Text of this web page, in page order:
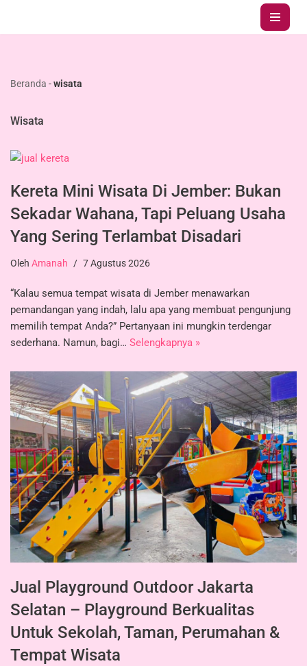
Lompat
Beranda -wisata
Wisata
Kereta Mini Wisata Di Jember: Bukan
Sekadar Wahana, Tapi Peluang Usaha
Yang Sering Terlambat Disadari
Oleh Amanah 7 Agustus 2026
“Kalau semua tempat wisata di Jember menawarkan
pemandangan yang indah, lalu apa yang membuat pengunjung
memilih tempat Anda?” Pertanyaan ini mungkin terdengar
sederhana. Namun, bagi… Selengkapnya »
Jual Playground Outdoor Jakarta
Selatan – Playground Berkualitas
Untuk Sekolah, Taman, Perumahan &
Tempat Wisata